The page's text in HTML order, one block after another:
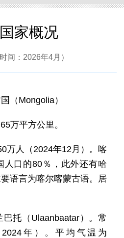
家概况
间：2026年4月）
（Mongolia）
万平方公里。
万人（2024年12月）。喀
人口的80％，此外还有哈
语言为喀尔喀蒙古语。居
巴托（Ulaanbaatar）。常
年）。平均气温为